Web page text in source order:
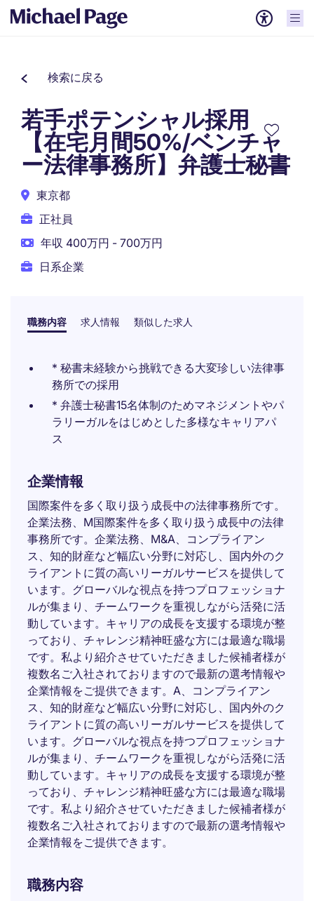
検索に戻る
若手ポテンシャル採用
【在宅月間50%/ベンチャ
ー法律事務所】弁護士秘書
東京都
正社員
年収 400万円 - 700万円
日系企業
職務内容 求人情報 類似した求人
* 秘書未経験から挑戦できる大変珍しい法律事
務所での採用
* 弁護士秘書15名体制のためマネジメントやパ
ラリーガルをはじめとした多様なキャリアパ
ス
企業情報
国際案件を多く取り扱う成長中の法律事務所です。
企業法務、M国際案件を多く取り扱う成長中の法律
事務所です。企業法務、M&A、コンプライアン
ス、知的財産など幅広い分野に対応し、国内外のク
ライアントに質の高いリーガルサービスを提供して
います。グローバルな視点を持つプロフェッショナ
ルが集まり、チームワークを重視しながら活発に活
動しています。キャリアの成長を支援する環境が整
っており、チャレンジ精神旺盛な方には最適な職場
です。私より紹介させていただきました候補者様が
複数名ご入社されておりますので最新の選考情報や
企業情報をご提供できます。A、コンプライアン
ス、知的財産など幅広い分野に対応し、国内外のク
ライアントに質の高いリーガルサービスを提供して
います。グローバルな視点を持つプロフェッショナ
ルが集まり、チームワークを重視しながら活発に活
動しています。キャリアの成長を支援する環境が整
っており、チャレンジ精神旺盛な方には最適な職場
です。私より紹介させていただきました候補者様が
複数名ご入社されておりますので最新の選考情報や
企業情報をご提供できます。
職務内容